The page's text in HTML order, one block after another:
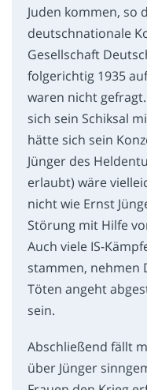
Juden kommen, so
deutschnationale
Gesellschaft
folgerichtig 1935
waren nicht
sich sein Schiksal
hätte sich sein
Jünger des
erlaubt) wäre
nicht wie Ernst
Störung mit Hilfe
Auch viele IS-
stammen, nehmen
Töten angeht
sein.
Abschließend fällt
über Jünger